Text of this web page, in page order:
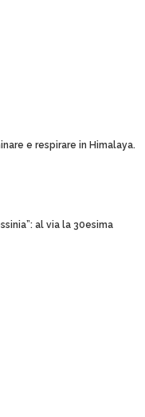
e respirare in Himalaya.
al via la 30esima